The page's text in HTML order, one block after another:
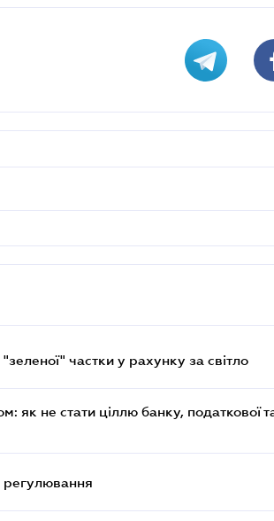
частки у рахунку за світло
як не стати ціллю банку, податкової
регулювання